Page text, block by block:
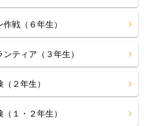
戦（６年生）
ティア（３年生）
２年生）
１・２年生）